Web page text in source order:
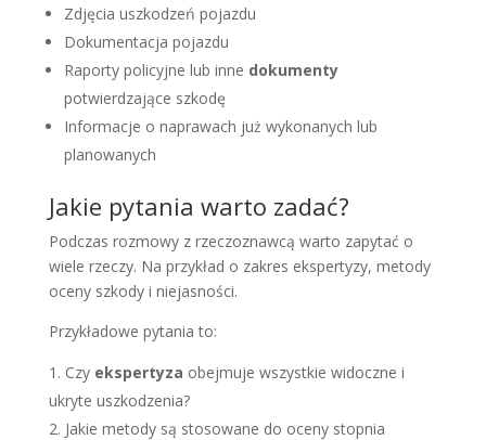
Zdjęcia uszkodzeń pojazdu
Dokumentacja pojazdu
Raporty policyjne lub inne dokumenty
potwierdzające szkodę
Informacje o naprawach już wykonanych lub
planowanych
Jakie pytania warto zadać?
Podczas rozmowy z rzeczoznawcą warto zapytać o
wiele rzeczy. Na przykład o zakres ekspertyzy, metody
oceny szkody i niejasności.
Przykładowe pytania to:
Czy ekspertyza obejmuje wszystkie widoczne i
ukryte uszkodzenia?
Jakie metody są stosowane do oceny stopnia